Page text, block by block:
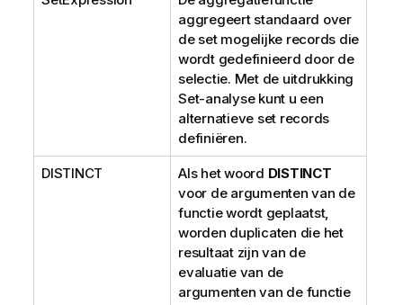
aggregeert standaard over
de set mogelijke records die
wordt gedefinieerd door de
selectie. Met de uitdrukking
Set-analyse kunt u een
alternatieve set records
definiëren.
DISTINCT Als het woord DISTINCT
voor de argumenten van de
functie wordt geplaatst,
worden duplicaten die het
resultaat zijn van de
evaluatie van de
argumenten van de functie